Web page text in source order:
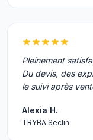
Pleinement
Du devis, des
le suivi après
Alexia H.
TRYBA Seclin